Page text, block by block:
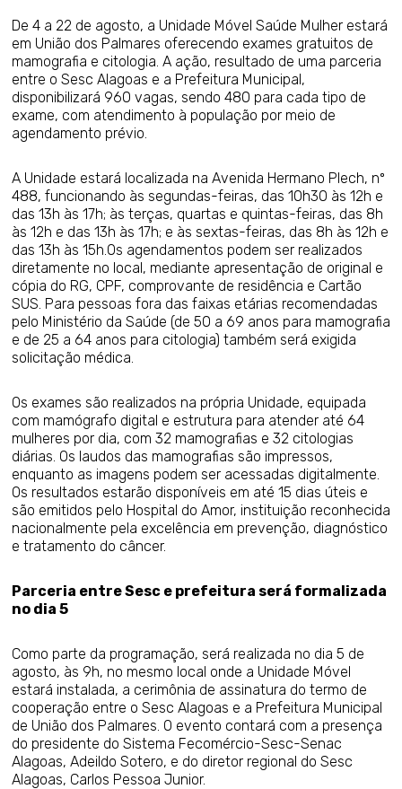
De 4 a 22 de agosto, a Unidade Móvel Saúde Mulher estará
em União dos Palmares oferecendo exames gratuitos de
mamografia e citologia. A ação, resultado de uma parceria
entre o Sesc Alagoas e a Prefeitura Municipal,
disponibilizará 960 vagas, sendo 480 para cada tipo de
exame, com atendimento à população por meio de
agendamento prévio.
A Unidade estará localizada na Avenida Hermano Plech, nº
488, funcionando às segundas-feiras, das 10h30 às 12h e
das 13h às 17h; às terças, quartas e quintas-feiras, das 8h
às 12h e das 13h às 17h; e às sextas-feiras, das 8h às 12h e
das 13h às 15h.Os agendamentos podem ser realizados
diretamente no local, mediante apresentação de original e
cópia do RG, CPF, comprovante de residência e Cartão
SUS. Para pessoas fora das faixas etárias recomendadas
pelo Ministério da Saúde (de 50 a 69 anos para mamografia
e de 25 a 64 anos para citologia) também será exigida
solicitação médica.
Os exames são realizados na própria Unidade, equipada
com mamógrafo digital e estrutura para atender até 64
mulheres por dia, com 32 mamografias e 32 citologias
diárias. Os laudos das mamografias são impressos,
enquanto as imagens podem ser acessadas digitalmente.
Os resultados estarão disponíveis em até 15 dias úteis e
são emitidos pelo Hospital do Amor, instituição reconhecida
nacionalmente pela excelência em prevenção, diagnóstico
e tratamento do câncer.
Parceria entre Sesc e prefeitura será formalizada
no dia 5
Como parte da programação, será realizada no dia 5 de
agosto, às 9h, no mesmo local onde a Unidade Móvel
estará instalada, a cerimônia de assinatura do termo de
cooperação entre o Sesc Alagoas e a Prefeitura Municipal
de União dos Palmares. O evento contará com a presença
do presidente do Sistema Fecomércio-Sesc-Senac
Alagoas, Adeildo Sotero, e do diretor regional do Sesc
Alagoas, Carlos Pessoa Junior.